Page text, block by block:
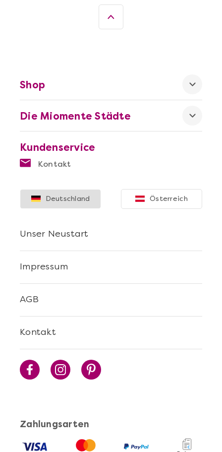
Wein- & Käse-Genuss@Home für 2
Mehr anzeigen
Sushi Selber Machen - DIY-Set
Kundenservice
Kontakt
Die Miomente Städte
Shop
Zahlungsarten
Kontakt
AGB
Impressum
Unser Neustart
Deutschland Österreich